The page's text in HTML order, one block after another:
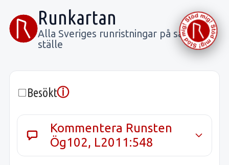
Runkartan
Alla Sveriges runristningar på samma
ställe
Besöktⓘ
Kommentera Runsten
Ög102, L2011:548